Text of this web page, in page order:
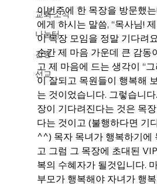
교회 소식
나눔터
간증
선교
이번주에 한 목장을 방문했
에게 하시는 말씀, “목사님!
이 목장 모임을 정말 기다려
순간 제 마음 가운데 큰 감동
고 제 마음에 드는 생각이 “
이 잘되고 목원들이 행복해
는 것이었습니다. 그렇습니
장이 기다려진다는 것은 목
다는 것이고 (불행하다면 기
^^) 목자 목녀가 행복하기에
고 그럼 그 목장에 초대된
복의 수혜자가 될것입니다.
부모가 행복해야 자녀가 행